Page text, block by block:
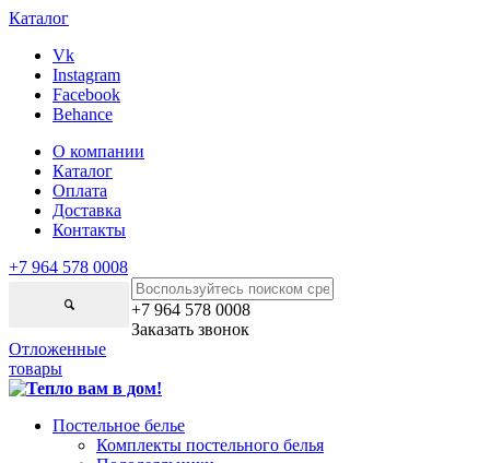
Каталог
Vk
Instagram
Facebook
Behance
О компании
Каталог
Оплата
Доставка
Контакты
+7 964 578 0008
+7 964 578 0008
Заказать звонок
Отложенные
товары
Постельное белье
Комплекты постельного белья